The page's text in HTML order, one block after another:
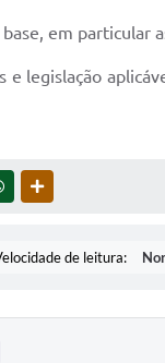
em particular
legislação
WHATSAPP
de leitura: